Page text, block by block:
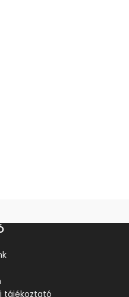
tájékoztató